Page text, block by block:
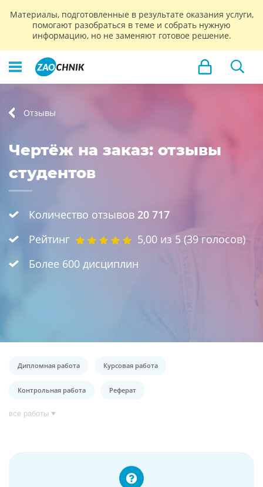
Материалы, подготовленные в результате оказания услуги,
помогают разобраться в теме и собрать нужную
информацию, но не заменяют готовое решение.
Отзывы
Чертёж на заказ: отзывы
студентов
Количество отзывов 20 717
Рейтинг
5,00 из 5 (39голосов)
Более 600 дисциплин
Дипломная работа Курсовая работа
Контрольная работа Реферат
все работы